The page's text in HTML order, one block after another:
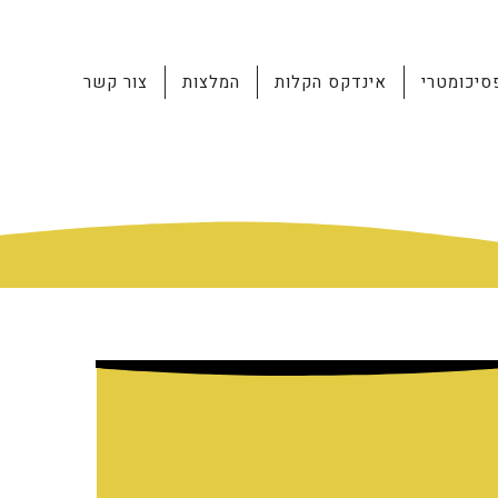
אינדקס הקלות המלצות צור קשר